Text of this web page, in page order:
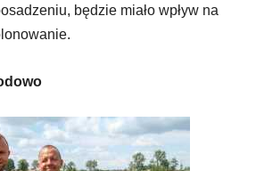
będzie miało wpływ na